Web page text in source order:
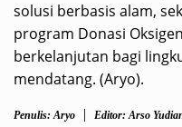
solusi berbasis alam,
program Donasi
berkelanjutan bagi
mendatang. (Aryo).
Penulis: Aryo Editor: Arso